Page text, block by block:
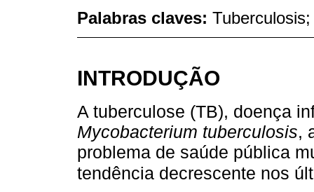
Palabras claves:
INTRODUÇÃO
A tuberculose (TB), doença
Mycobacterium tuberculosis,
problema de saúde pública
tendência decrescente nos